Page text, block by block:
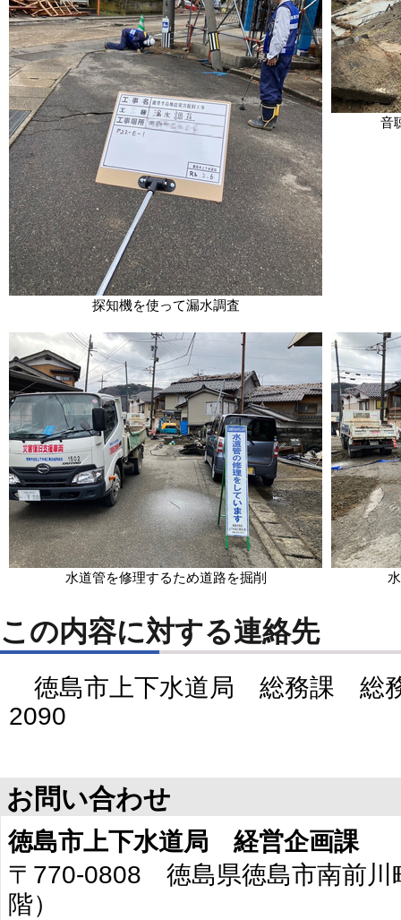
探知機を使って漏水調査
音
水道管を修理するため道路を掘削
この内容に対する連絡先
徳島市上下水道局 総務課 総
2090
お問い合わせ
徳島市上下水道局 経営企画課
〒770-0808 徳島県徳島市南前川
階）